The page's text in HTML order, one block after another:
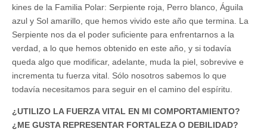
kines de la Familia Polar: Serpiente roja, Perro blanco, Águila
azul y Sol amarillo, que hemos vivido este año que termina. La
Serpiente nos da el poder suficiente para enfrentarnos a la
verdad, a lo que hemos obtenido en este año, y si todavía
queda algo que modificar, adelante, muda la piel, sobrevive e
incrementa tu fuerza vital. Sólo nosotros sabemos lo que
todavía necesitamos para seguir en el camino del espíritu.
¿UTILIZO LA FUERZA VITAL EN MI COMPORTAMIENTO?
¿ME GUSTA REPRESENTAR FORTALEZA O DEBILIDAD?